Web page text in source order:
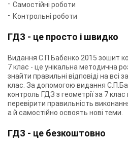
Самостійні роботи
Контрольні роботи
ГДЗ - це просто і швидко
Видання С.П.Бабенко 2015 зошит
7 клас - це унікальна методична
знайти правильні відповіді на всі
клас. За допомогою видання
контроль ГДЗ з геометрії за 7
перевірити правильність
а й самостійно освоять нові теми.
ГДЗ - це безкоштовно